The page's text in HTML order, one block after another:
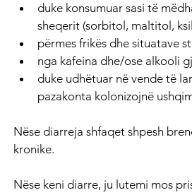
duke konsumuar sasi të
sheqerit (sorbitol, maltitol,
përmes frikës dhe situatave
nga kafeina dhe/ose alkooli
duke udhëtuar në vende të
pazakonta kolonizojnë
Nëse diarreja shfaqet shpesh
kronike.
Nëse keni diarre, ju lutemi mos